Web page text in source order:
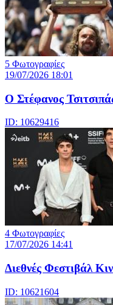
5 Φωτογραφίες
19/07/2026 18:01
Ο Στέφανος
ID: 10629416
4 Φωτογραφίες
17/07/2026 14:41
Διεθνές Φεστιβάλ
ID: 10621604